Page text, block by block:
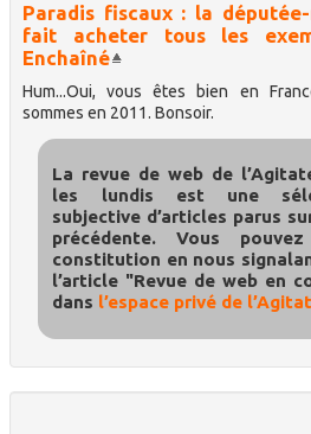
Paradis fiscaux : la
fait acheter tous les
Enchaîné
Hum...Oui, vous êtes bien en
sommes en 2011. Bonsoir.
La revue de web de
les lundis est une
subjective d’articles parus
précédente. Vous
constitution en nous
l’article "Revue de web en
dans l’espace privé de